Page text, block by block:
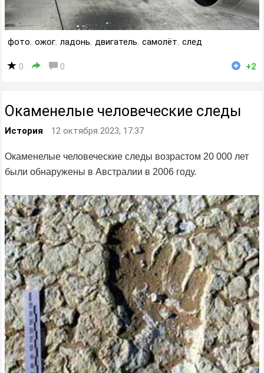
фото, ожог, ладонь, двигатель, самолёт, след
0 0 +2
Окаменелые человеческие следы
История 12 октября 2023, 17:37
Окаменелые человеческие следы возрастом 20 000 лет
были обнаружены в Австралии в 2006 году.